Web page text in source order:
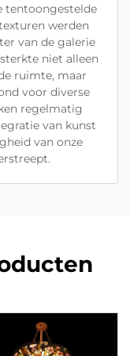
tentoongestelde
werden
van de galerie
niet alleen
ruimte, maar
voor diverse
regelmatig
van kunst
van onze